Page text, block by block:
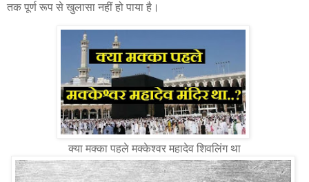
तक पूर्ण रूप से खुलासा नहीं हो पाया है।
क्या मक्का पहले मक्केश्वर महादेव शिवलिंग था